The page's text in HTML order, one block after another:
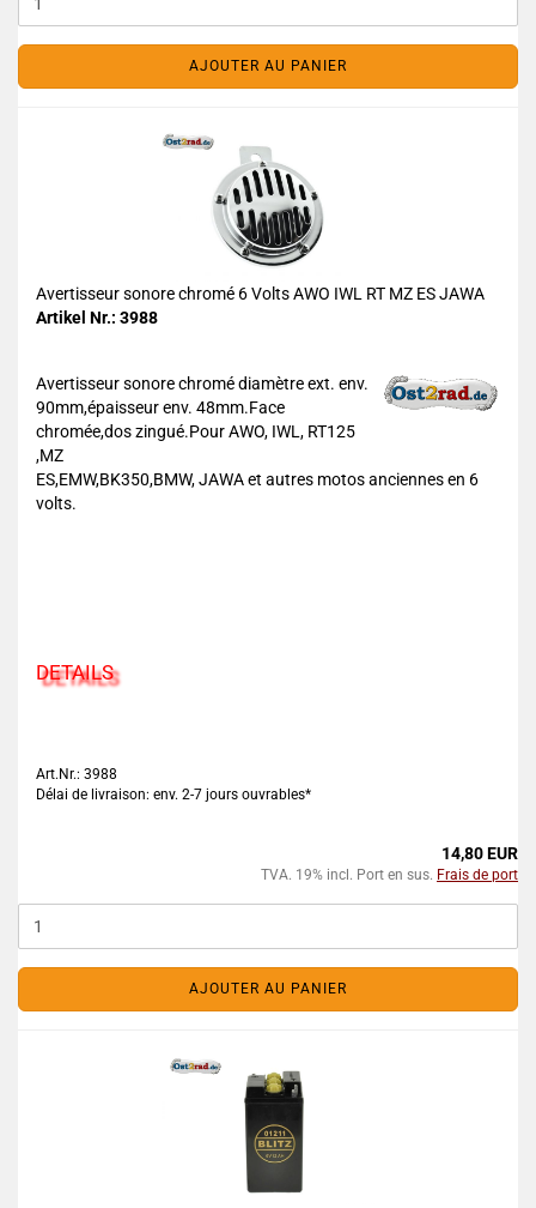
AJOUTER AU PANIER
Avertisseur sonore chromé 6 Volts AWO IWL RT MZ ES JAWA
Artikel Nr.: 3988
Avertisseur sonore chromé diamètre ext. env.
90mm,épaisseur env. 48mm.Face
chromée,dos zingué.Pour AWO, IWL, RT125
,MZ
ES,EMW,BK350,BMW, JAWA et autres motos anciennes en 6
volts.
DETAILS
Art.Nr.: 3988
Délai de livraison: env. 2-7 jours ouvrables*
14,80 EUR
TVA. 19% incl. Port en sus. Frais de port
AJOUTER AU PANIER